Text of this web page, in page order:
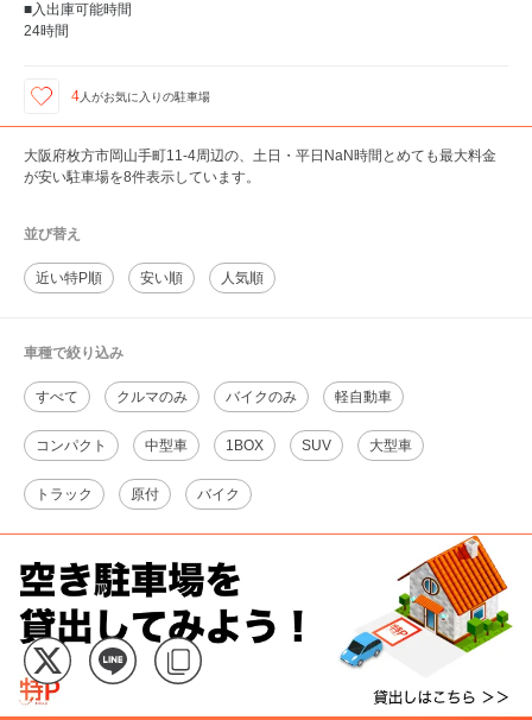
■入出庫可能時間
24時間
4人がお気に入りの駐車場
大阪府枚方市岡山手町11-4周辺の、土日・平日NaN時間とめても最大料金
が安い駐車場を8件表示しています。
並び替え
近い特P順 安い順 人気順
車種で絞り込み
すべて クルマのみ バイクのみ 軽自動車
コンパクト 中型車 1BOX SUV 大型車
トラック 原付 バイク